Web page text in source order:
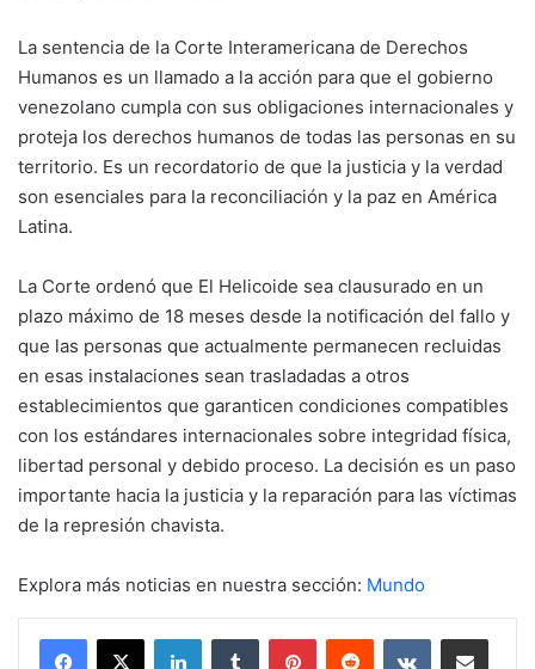
La sentencia de la Corte Interamericana de Derechos
Humanos es un llamado a la acción para que el gobierno
venezolano cumpla con sus obligaciones internacionales y
proteja los derechos humanos de todas las personas en su
territorio. Es un recordatorio de que la justicia y la verdad
son esenciales para la reconciliación y la paz en América
Latina.
La Corte ordenó que El Helicoide sea clausurado en un
plazo máximo de 18 meses desde la notificación del fallo y
que las personas que actualmente permanecen recluidas
en esas instalaciones sean trasladadas a otros
establecimientos que garanticen condiciones compatibles
con los estándares internacionales sobre integridad física,
libertad personal y debido proceso. La decisión es un paso
importante hacia la justicia y la reparación para las víctimas
de la represión chavista.
Explora más noticias en nuestra sección: Mundo
LinkedInTumblr PinterestReddit VKontakteCompartir por mail